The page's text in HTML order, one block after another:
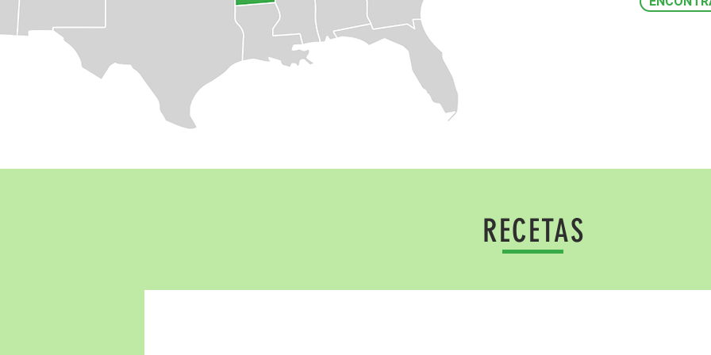
RECETAS